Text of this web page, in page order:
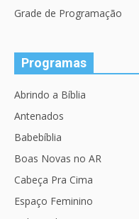
Grade de Programação
Programas
Abrindo a Bíblia
Antenados
Babebíblia
Boas Novas no AR
Cabeça Pra Cima
Espaço Feminino